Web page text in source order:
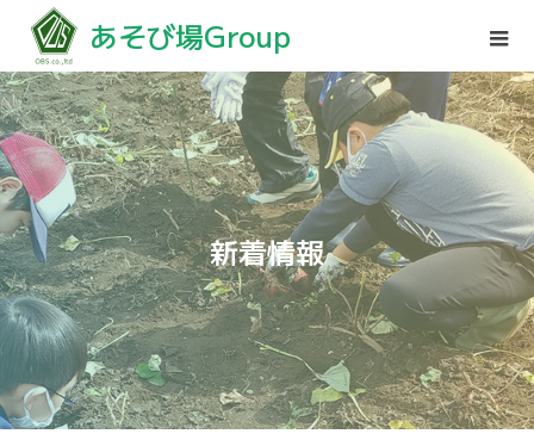
あそび場Group
新着情報